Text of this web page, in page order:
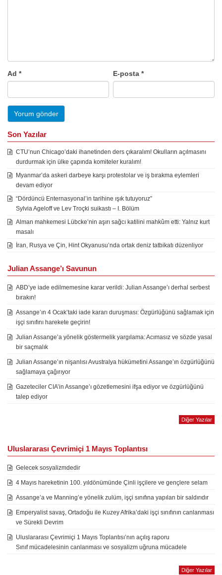
Ad * E-posta*
Son Yazılar
CTU’nun Chicago’daki ihanetinden ders çıkaralım! Okulların açılmasını
durdurmak için ülke çapında komiteler kuralım!
Myanmar’da askeri darbeye karşı protestolar ve iş bırakma eylemleri
devam ediyor
“Dördüncü Enternasyonal’in tarihine ışık tutuyoruz”
Sylvia Ageloff ve Lev Troçki suikastı – I. Bölüm
Alman mahkemesi Lübcke’nin aşırı sağcı katilini mahkûm etti: Yalnız kurt
masalı
İran, Rusya ve Çin, Hint Okyanusu’nda ortak deniz tatbikatı düzenliyor
Julian Assange’ı Savunun
ABD’ye iade edilmemesine karar verildi: Julian Assange’ı derhal serbest
bırakın!
Assange’ın 4 Ocak’taki iade kararı duruşması: Özgürlüğünü sağlamak için
işçi sınıfını harekete geçirin!
Julian Assange’a yönelik göstermelik yargılama: Acımasız ve sözde yasal
bir saçmalık
Julian Assange’ın nişanlısı Avustralya hükümetini Assange’ın özgürlüğünü
sağlamaya çağırıyor
Gazeteciler CIA’in Assange’ı gözetlemesini ifşa ediyor ve özgürlüğünü
talep ediyor
Diğer Yazılar
Uluslararası Çevrimiçi 1 Mayıs Toplantısı
Gelecek sosyalizmdedir
4 Mayıs hareketinin 100. yıldönümünde Çinli işçilere ve gençlere selam
Assange’a ve Manning’e yönelik zulüm, işçi sınıfına yapılan bir saldırıdır
Emperyalist savaş, Ortadoğu ile Kuzey Afrika’daki işçi sınıfının canlanması
ve Sürekli Devrim
Uluslararası Çevrimiçi 1 Mayıs Toplantısı’nın açılış raporu
Sınıf mücadelesinin canlanması ve sosyalizm uğruna mücadele
Diğer Yazılar